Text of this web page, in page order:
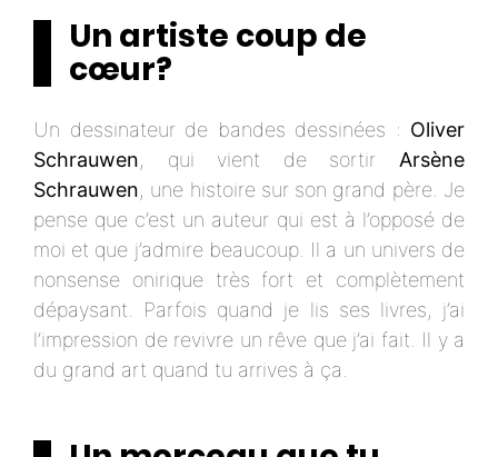
Un artiste coup de
cœur?
Un dessinateur de bandes dessinées : Oliver
Schrauwen, qui vient de sortir Arsène
Schrauwen, une histoire sur son grand père. Je
pense que c’est un auteur qui est à l’opposé de
moi et que j’admire beaucoup. Il a un univers de
nonsense onirique très fort et complètement
dépaysant. Parfois quand je lis ses livres, j’ai
l’impression de revivre un rêve que j’ai fait. Il y a
du grand art quand tu arrives à ça.